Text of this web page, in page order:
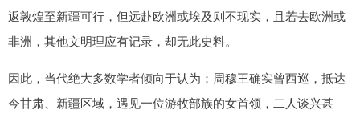
返敦煌至新疆可行，但远赴欧洲或埃及则不现实，且若去欧洲或
非洲，其他文明理应有记录，却无此史料。
因此，当代绝大多数学者倾向于认为：周穆王确实曾西巡，抵达
今甘肃、新疆区域，遇见一位游牧部族的女首领，二人谈兴甚